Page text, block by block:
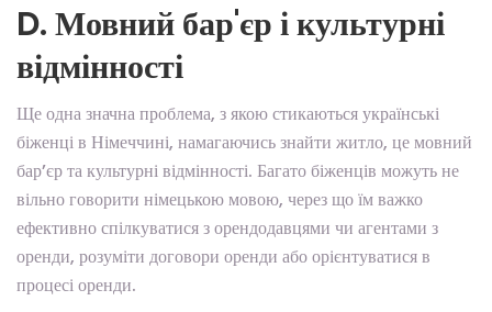
D. Мовний бар'єр і культурні
відмінності
Ще одна значна проблема, з якою стикаються українські
біженці в Німеччині, намагаючись знайти житло, це мовний
бар’єр та культурні відмінності. Багато біженців можуть не
вільно говорити німецькою мовою, через що їм важко
ефективно спілкуватися з орендодавцями чи агентами з
оренди, розуміти договори оренди або орієнтуватися в
процесі оренди.